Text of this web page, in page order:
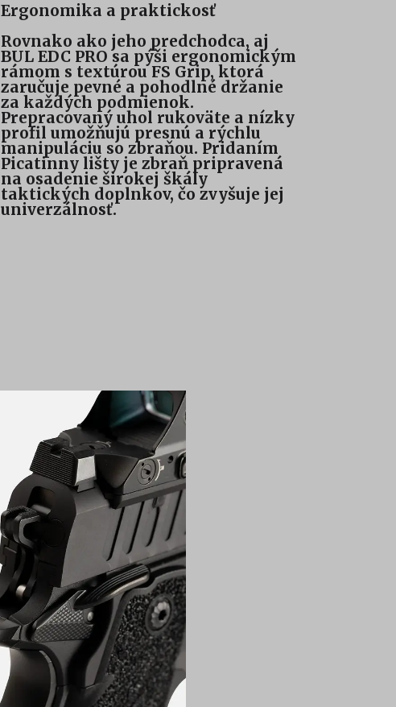
Ergonomika a praktickosť
Rovnako ako jeho predchodca, aj
BUL EDC PRO sa pýši ergonomickým
rámom s textúrou FS Grip, ktorá
zaručuje pevné a pohodlné držanie
za každých podmienok.
Prepracovaný uhol rukoväte a nízky
profil umožňujú presnú a rýchlu
manipuláciu so zbraňou. Pridaním
Picatinny lišty je zbraň pripravená
na osadenie širokej škály
taktických doplnkov, čo zvyšuje jej
univerzálnosť.